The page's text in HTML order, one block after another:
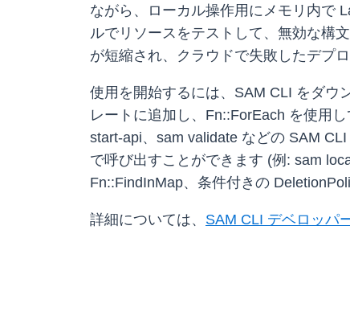
ながら、ローカル操作用にメモリ内で
ルでリソースをテストして、無効な構
が短縮され、クラウドで失敗したデプ
使用を開始するには、SAM CLI をダウ
レートに追加し、Fn::ForEach を使用
start-api、sam validate などの SAM
で呼び出すことができます (例: sam
Fn::FindInMap、条件付きの
詳細については、 SAM CLI デベロッパ